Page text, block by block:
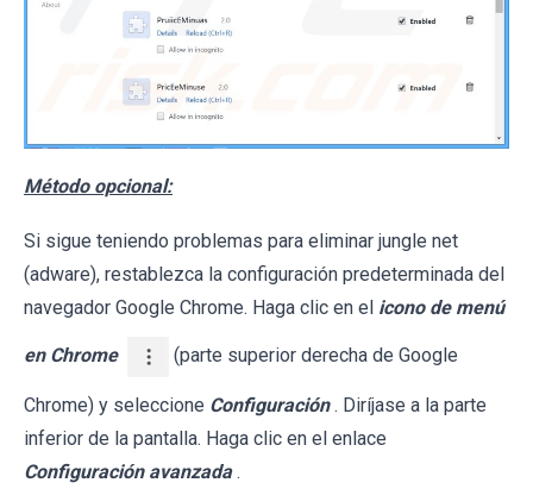
Método opcional:
Si sigue teniendo problemas para eliminar jungle net
(adware), restablezca la configuración predeterminada del
navegador Google Chrome. Haga clic en el icono de menú
en Chrome (parte superior derecha de Google
Chrome) y seleccione Configuración . Diríjase a la parte
inferior de la pantalla. Haga clic en el enlace
Configuración avanzada .